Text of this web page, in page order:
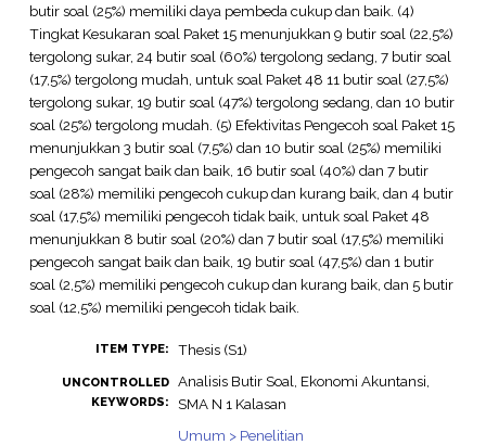
butir soal (25%) memiliki daya pembeda cukup dan baik. (4)
Tingkat Kesukaran soal Paket 15 menunjukkan 9 butir soal (22,5%)
tergolong sukar, 24 butir soal (60%) tergolong sedang, 7 butir soal
(17,5%) tergolong mudah, untuk soal Paket 48 11 butir soal (27,5%)
tergolong sukar, 19 butir soal (47%) tergolong sedang, dan 10 butir
soal (25%) tergolong mudah. (5) Efektivitas Pengecoh soal Paket 15
menunjukkan 3 butir soal (7,5%) dan 10 butir soal (25%) memiliki
pengecoh sangat baik dan baik, 16 butir soal (40%) dan 7 butir
soal (28%) memiliki pengecoh cukup dan kurang baik, dan 4 butir
soal (17,5%) memiliki pengecoh tidak baik, untuk soal Paket 48
menunjukkan 8 butir soal (20%) dan 7 butir soal (17,5%) memiliki
pengecoh sangat baik dan baik, 19 butir soal (47,5%) dan 1 butir
soal (2,5%) memiliki pengecoh cukup dan kurang baik, dan 5 butir
soal (12,5%) memiliki pengecoh tidak baik.
ITEM TYPE: Thesis (S1)
UNCONTROLLED
KEYWORDS:
Analisis Butir Soal, Ekonomi Akuntansi,
SMA N 1 Kalasan
Umum > Penelitian